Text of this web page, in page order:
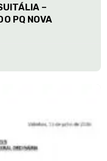
–
PQ NOVA